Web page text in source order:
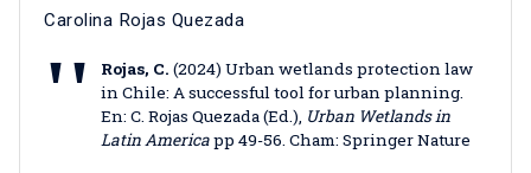
Carolina Rojas Quezada
Rojas, C. (2024) Urban wetlands protection law
in Chile: A successful tool for urban planning.
En: C. Rojas Quezada (Ed.), Urban Wetlands in
Latin Americapp 49-56. Cham: Springer Nature